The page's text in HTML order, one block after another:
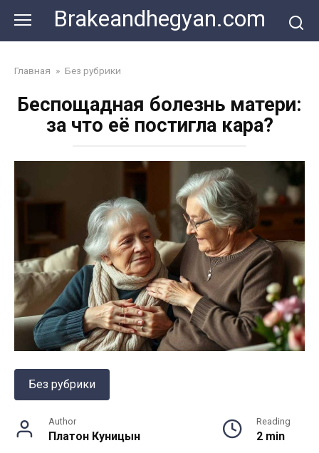
content
Brakeandhegyan.com
Главная » Без рубрики
Беспощадная болезнь матери:
за что её постигла кара?
Без рубрики
Author
Платон Куницын
Reading
2 min